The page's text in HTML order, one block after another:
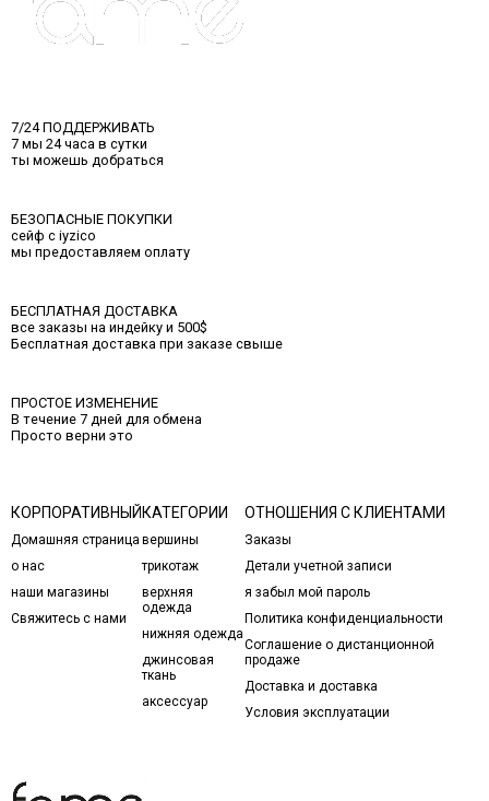
7/24 ПОДДЕРЖИВАТЬ
7 мы 24 часа в сутки
ты можешь добраться
БЕЗОПАСНЫЕ ПОКУПКИ
сейф с iyzico
мы предоставляем оплату
БЕСПЛАТНАЯ ДОСТАВКА
все заказы на индейку и 500$
Бесплатная доставка при заказе свыше
ПРОСТОЕ ИЗМЕНЕНИЕ
В течение 7 дней для обмена
Просто верни это
КОРПОРАТИВНЫЙ
Домашняя страница
о нас
наши магазины
Свяжитесь с нами
КАТЕГОРИИ
вершины
трикотаж
верхняя
одежда
нижняя одежда
джинсовая
ткань
аксессуар
ОТНОШЕНИЯ С КЛИЕНТАМИ
Заказы
Детали учетной записи
я забыл мой пароль
Политика конфиденциальности
Соглашение о дистанционной
продаже
Доставка и доставка
Условия эксплуатации